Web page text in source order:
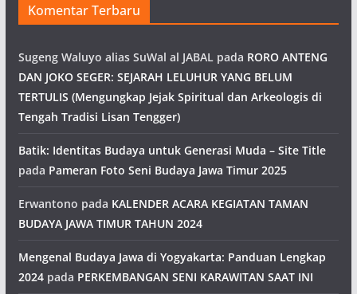
Komentar Terbaru
Sugeng Waluyo alias SuWal al JABAL pada RORO ANTENG
DAN JOKO SEGER: SEJARAH LELUHUR YANG BELUM
TERTULIS (Mengungkap Jejak Spiritual dan Arkeologis di
Tengah Tradisi Lisan Tengger)
Batik: Identitas Budaya untuk Generasi Muda – Site Title
pada Pameran Foto Seni Budaya Jawa Timur 2025
Erwantono pada KALENDER ACARA KEGIATAN TAMAN
BUDAYA JAWA TIMUR TAHUN 2024
Mengenal Budaya Jawa di Yogyakarta: Panduan Lengkap
2024pada PERKEMBANGAN SENI KARAWITAN SAAT INI